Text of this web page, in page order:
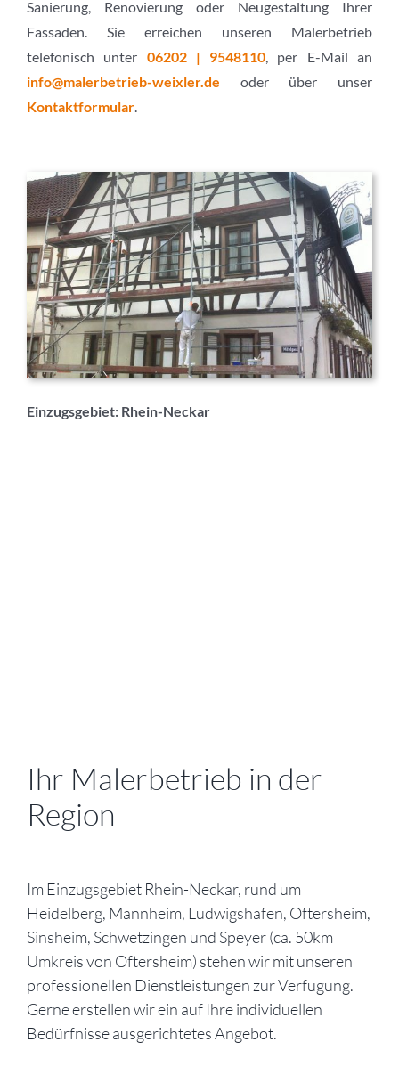
Sanierung, Renovierung oder Neugestaltung Ihrer
Fassaden. Sie erreichen unseren Malerbetrieb
telefonisch unter 06202 | 9548110, per E-Mail an
info@malerbetrieb-weixler.de oder über unser
Kontaktformular.
Einzugsgebiet: Rhein-Neckar
Ihr Malerbetrieb in der
Region
Im Einzugsgebiet Rhein-Neckar, rund um
Heidelberg, Mannheim, Ludwigshafen, Oftersheim,
Sinsheim, Schwetzingen und Speyer (ca. 50km
Umkreis von Oftersheim) stehen wir mit unseren
professionellen Dienstleistungen zur Verfügung.
Gerne erstellen wir ein auf Ihre individuellen
Bedürfnisse ausgerichtetes Angebot.